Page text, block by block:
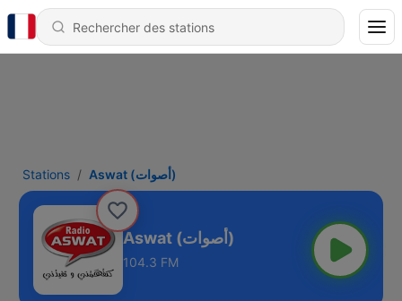
Stations Aswat (أصوات)
Aswat (أصوات)
104.3 FM